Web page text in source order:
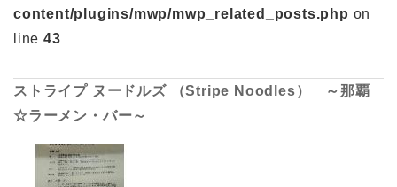
content/plugins/mwp/mwp_related_posts.php on
line 43
ストライプ ヌードルズ （Stripe Noodles） ～那覇
☆ラーメン・バー～